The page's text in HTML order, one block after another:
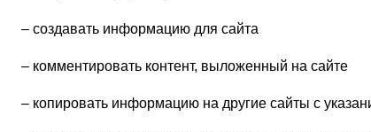
– создавать информацию для сайта
– комментировать контент, выложенный на сайте
– копировать информацию на другие сайты с